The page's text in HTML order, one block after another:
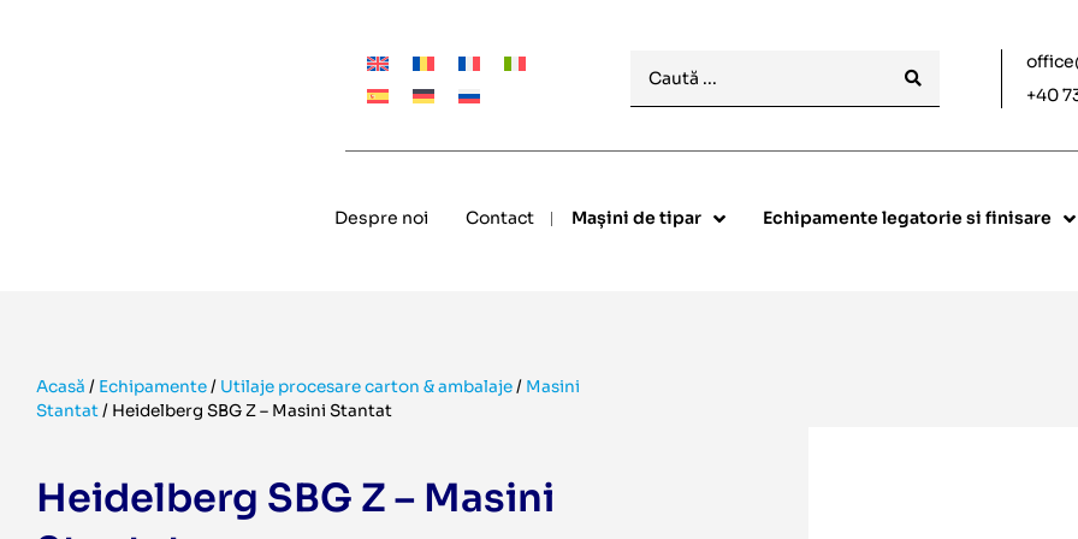
+40
Despre noi Contact Mașini de tipar Echipamente legatorie si finisare
Acasă / Echipamente/ Utilaje procesare carton & ambalaje/ Masini
Stantat/ Heidelberg SBG Z – Masini Stantat
Heidelberg SBG Z – Masini